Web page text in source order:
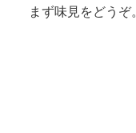
まず味見をどうぞ。